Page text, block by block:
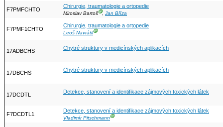
F7PMFCHTO
Chirurgie, traumatologie a ortopedie
Miroslav BartošⒼ, Jan Bříza
F7PMF1CHTO
Chirurgie, traumatologie a ortopedie
Leoš NavrátilⒼ
17ADBCHS Chytré struktury v medicínských aplikacích
17DBCHS Chytré struktury v medicínských aplikacích
17DCDTL Detekce, stanovení a identifikace zájmových toxických látek
F7DCDTL1
Detekce, stanovení a identifikace zájmových toxických látek
Vladimír PitschmannⒼ